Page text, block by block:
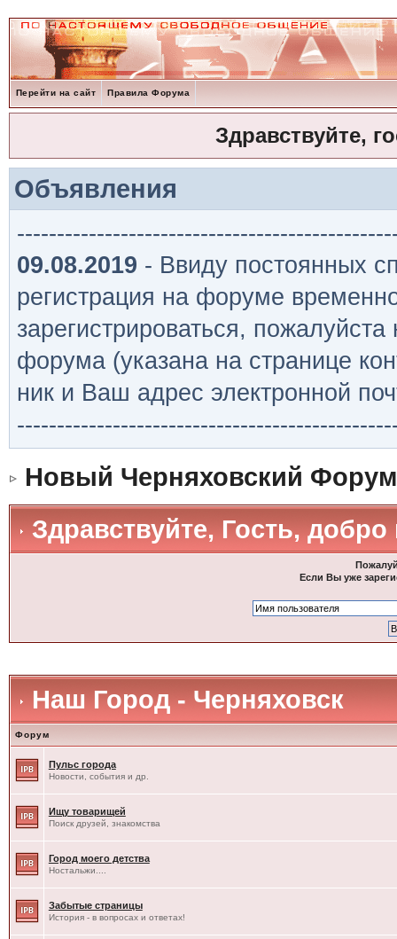
Перейти на сайт Правила Форума
Здравствуйте,
Объявления
09.08.2019 - Ввиду постоянных
регистрация на форуме
зарегистрироваться,
форума (указана на странице
ник и Ваш адрес электронной
Новый Черняховский Форум
Здравствуйте, Гость,
Если Вы уже
Наш Город - Черняховск
Форум
Пульс города
Новости, события и др.
Ищу товарищей
Поиск друзей, знакомства
Город моего детства
Ностальжи....
Забытые страницы
История - в вопросах и ответах!